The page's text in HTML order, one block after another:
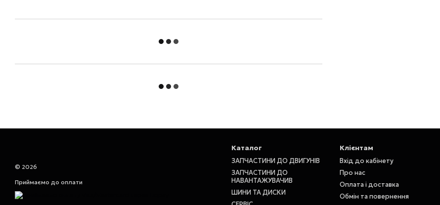
© 2026
Приймаємо до оплати
Каталог
ЗАПЧАСТИНИ ДО ДВИГУНІВ
ЗАПЧАСТИНИ ДО
НАВАНТАЖУВАЧИВ
ШИНИ ТА ДИСКИ
Клієнтам
Вхід до кабінету
Про нас
Оплата і доставка
Обмін та повернення